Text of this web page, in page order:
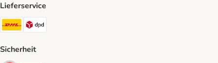
Lieferservice
DHL Shipping Method
Sicherheit